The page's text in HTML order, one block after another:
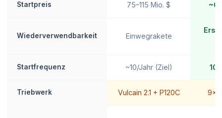
Startpreis 75–115 Mio. $
Wiederverwendbarkeit Einwegrakete
Startfrequenz ~10/Jahr (Ziel)
Triebwerk Vulcain 2.1 + P120C 9×